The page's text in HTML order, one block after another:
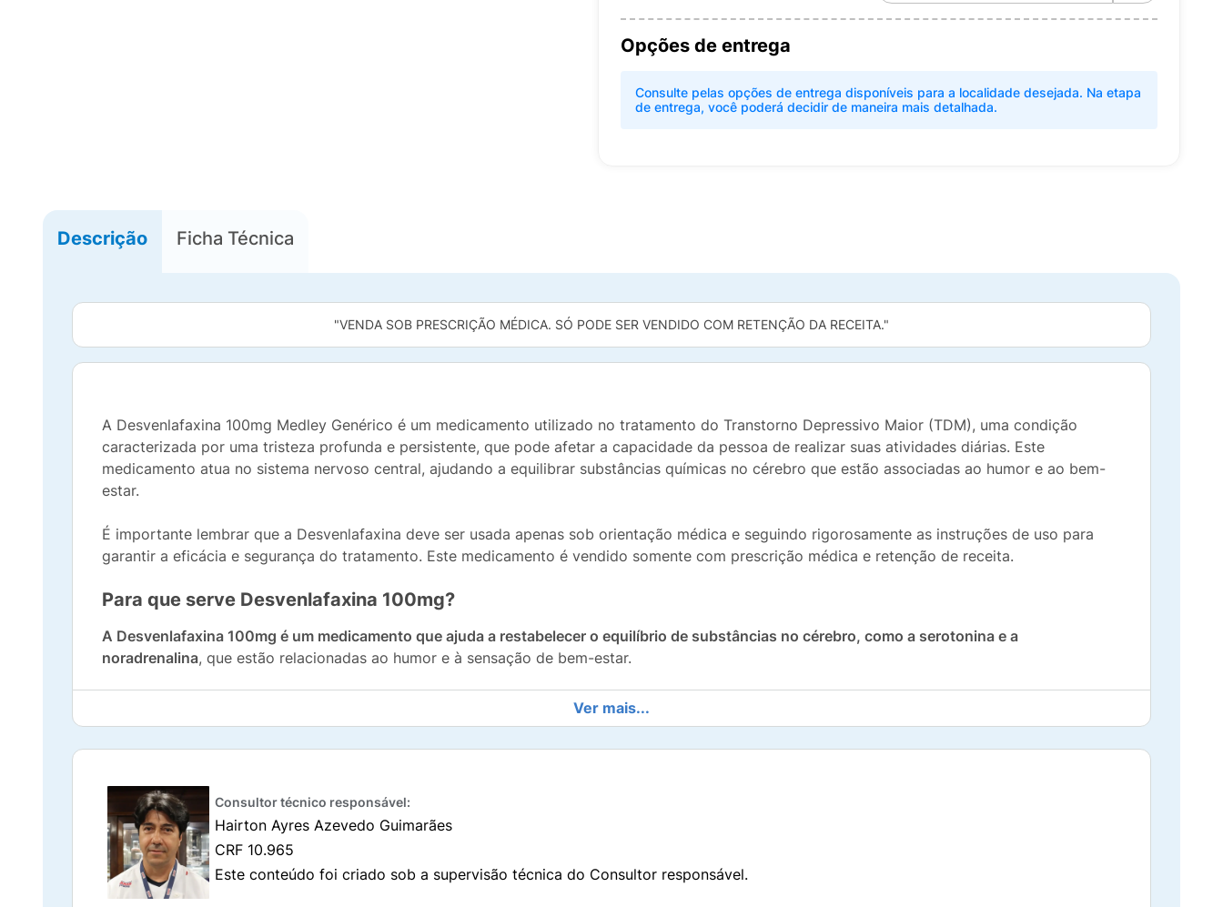
Opções de entrega
Consulte pelas opções de entrega disponíveis para a localidade desejada. Na etapa
de entrega, você poderá decidir de maneira mais detalhada.
Descrição Ficha Técnica
"VENDA SOB PRESCRIÇÃO MÉDICA. SÓ PODE SER VENDIDO COM RETENÇÃO DA RECEITA."
A Desvenlafaxina 100mg Medley Genérico é um medicamento utilizado no tratamento do Transtorno Depressivo Maior (TDM), uma condição
caracterizada por uma tristeza profunda e persistente, que pode afetar a capacidade da pessoa de realizar suas atividades diárias. Este
medicamento atua no sistema nervoso central, ajudando a equilibrar substâncias químicas no cérebro que estão associadas ao humor e ao bem-
estar.
É importante lembrar que a Desvenlafaxina deve ser usada apenas sob orientação médica e seguindo rigorosamente as instruções de uso para
garantir a eficácia e segurança do tratamento. Este medicamento é vendido somente com prescrição médica e retenção de receita.
Para que serve Desvenlafaxina 100mg?
A Desvenlafaxina 100mg é um medicamento que ajuda a restabelecer o equilíbrio de substâncias no cérebro, como a serotonina e a
noradrenalina, que estão relacionadas ao humor e à sensação de bem-estar.
Por atuar diretamente no sistema nervoso central, a Desvenlafaxina 100mg é uma opção eficaz para melhorar os sintomas da depressão e auxiliar
na retomada de uma vida mais equilibrada. Vale lembrar que este medicamento é destinado exclusivamente para uso adulto e deve ser utilizado
sob orientação médica.
Composição da Desvenlafaxina
A Desvenlafaxina 100mg é composta pelo princípio ativo
em cada comprimido revestido de liberação prolongada. Esse princípio ativo é responsável por equilibrar substâncias químicas no cérebro, como
a serotonina e a noradrenalina, ajudando a aliviar os sintomas da depressão.
Ver mais...
Consultor técnico responsável:
Hairton Ayres Azevedo Guimarães
CRF 10.965
Este conteúdo foi criado sob a supervisão técnica do Consultor responsável.